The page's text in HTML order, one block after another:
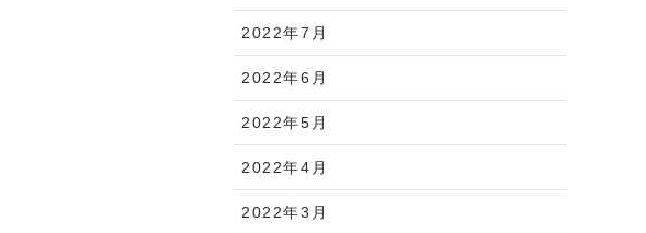
2022年7月
2022年6月
2022年5月
2022年4月
2022年3月